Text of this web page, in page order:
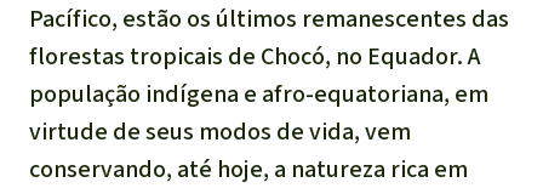
Pacífico, estão os últimos remanescentes das
florestas tropicais de Chocó, no Equador. A
população indígena e afro-equatoriana, em
virtude de seus modos de vida, vem
conservando, até hoje, a natureza rica em